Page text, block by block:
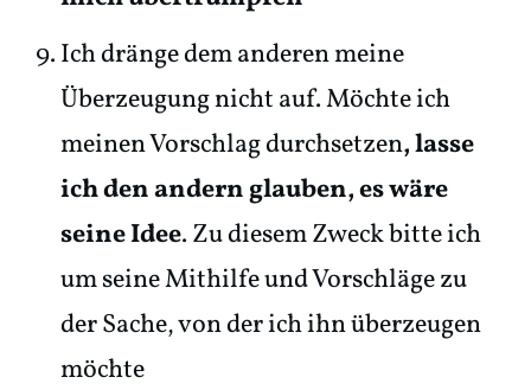
Ich dränge dem anderen meine
Überzeugung nicht auf. Möchte ich
meinen Vorschlag durchsetzen, lasse
ich den andern glauben, es wäre
seine Idee. Zu diesem Zweck bitte ich
um seine Mithilfe und Vorschläge zu
der Sache, von der ich ihn überzeugen
möchte